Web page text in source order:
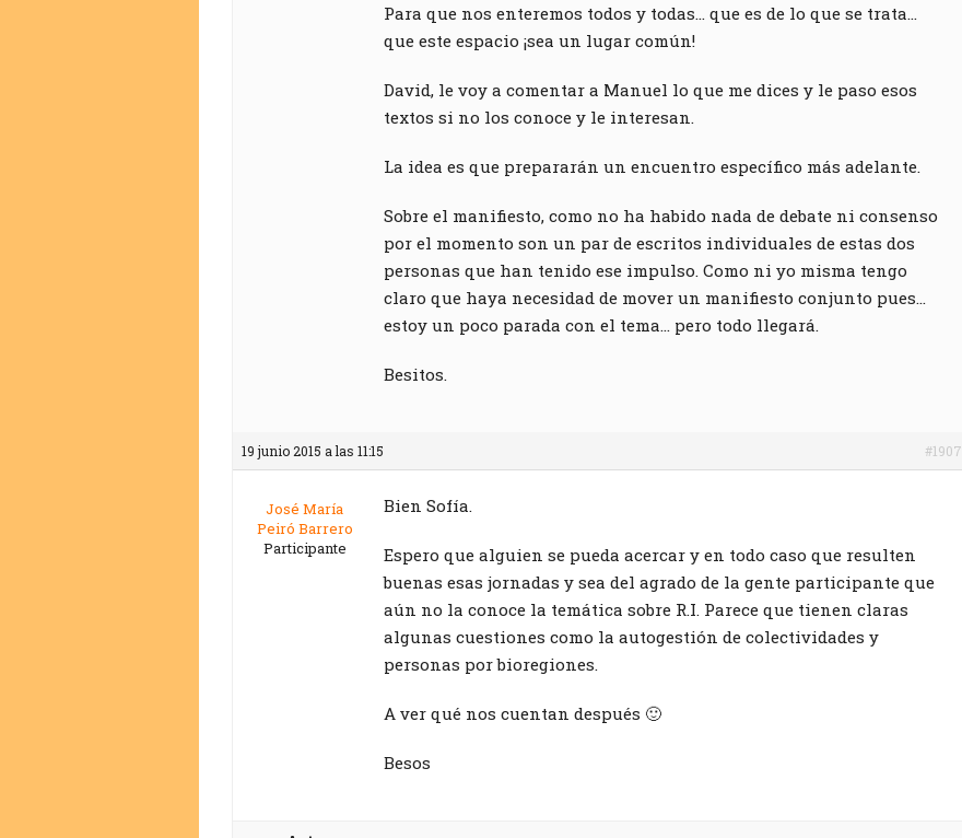
Para que nos enteremos todos y todas… que es de lo que se trata…
que este espacio ¡sea un lugar común!
David, le voy a comentar a Manuel lo que me dices y le paso esos
textos si no los conoce y le interesan.
La idea es que prepararán un encuentro específico más adelante.
Sobre el manifiesto, como no ha habido nada de debate ni consenso
por el momento son un par de escritos individuales de estas dos
personas que han tenido ese impulso. Como ni yo misma tengo
claro que haya necesidad de mover un manifiesto conjunto pues…
estoy un poco parada con el tema… pero todo llegará.
Besitos.
19 junio 2015 a las 11:15 #1907
José María
Peiró Barrero
Participante
Bien Sofía.
Espero que alguien se pueda acercar y en todo caso que resulten
buenas esas jornadas y sea del agrado de la gente participante que
aún no la conoce la temática sobre R.I. Parece que tienen claras
algunas cuestiones como la autogestión de colectividades y
personas por bioregiones.
A ver qué nos cuentan después 🙂
Besos